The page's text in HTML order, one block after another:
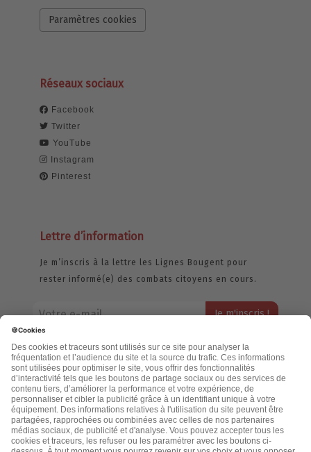
Paramètres cookies
Réseaux sociaux
Facebook
Twitter
YouTube
Instagram
Pinterest
Lettre d’information
Je m’inscris à la lettre les Lignes Bougent pour
rester informé(e) des combats citoyens en cours.
jamais échangée. Pour consulter notre politique de confidentialité,
cliquez ici.
Accueil
Politique de confidentialité